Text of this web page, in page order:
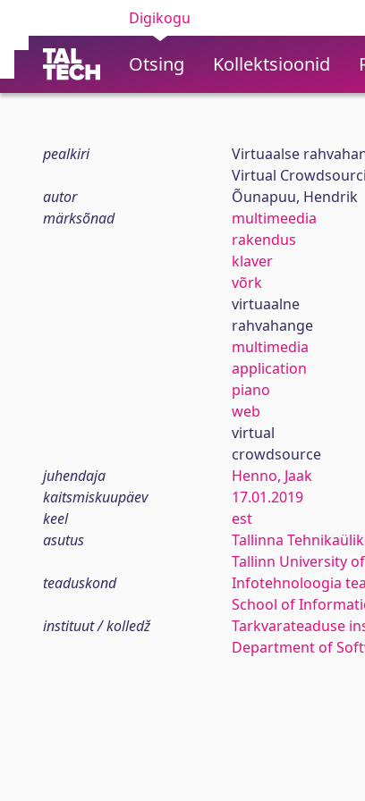
Digikogu
Otsing Kollektsioonid
pealkiri
Virtuaalse
Virtual
autor
Õunapuu, Hendrik
märksõnad
multimeedia
rakendus
klaver
võrk
virtuaalne
rahvahange
multimedia
application
piano
web
virtual
crowdsource
juhendaja
Henno, Jaak
kaitsmiskuupäev
17.01.2019
keel
est
asutus
Tallinna
Tallinn University
teaduskond
Infotehnoloogia
School of
instituut / kolledž
Tarkvarateaduse
Department of